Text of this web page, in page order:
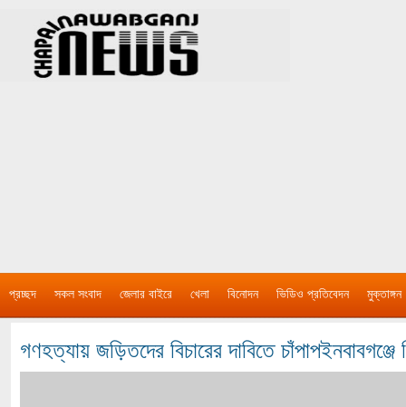
প্রচ্ছদ সকল সংবাদ জেলার বাইরে খেলা বিনোদন ভিডিও প্রতিবেদন মুক্তাঙ্গন
গণহত্যায় জড়িতদের বিচারের দাবিতে চাঁপাপইনবাবগঞ্জে